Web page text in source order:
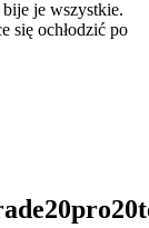
je wszystkie.
się ochłodzić po